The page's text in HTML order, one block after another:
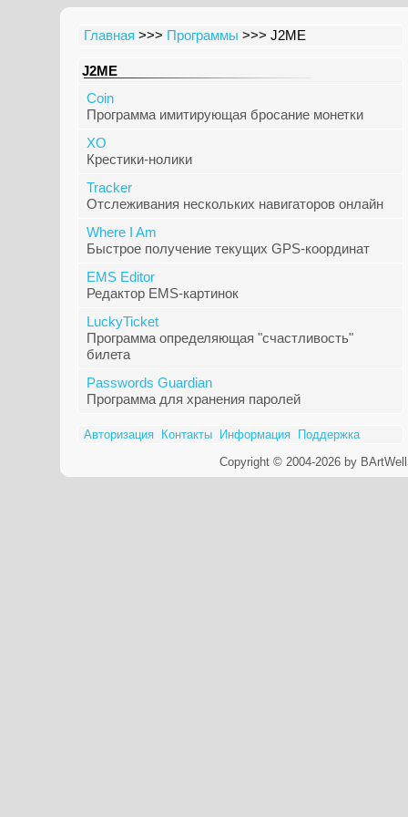
Главная >>> Программы >>> J2ME
J2ME
Coin
Программа имитирующая бросание монетки
XO
Крестики-нолики
Tracker
Отслеживания нескольких навигаторов онлайн
Where I Am
Быстрое получение текущих GPS-координат
EMS Editor
Редактор EMS-картинок
LuckyTicket
Программа определяющая "счастливость"
билета
Passwords Guardian
Программа для хранения паролей
Авторизация Контакты Информация
Поддержка
Copyright © 2004-2026 by BArtWell